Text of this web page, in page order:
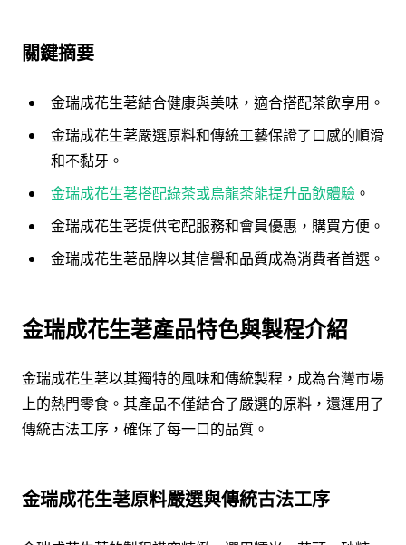
關鍵摘要
金瑞成花生荖結合健康與美味，適合搭配茶飲享用。
金瑞成花生荖嚴選原料和傳統工藝保證了口感的順滑
和不黏牙。
金瑞成花生荖搭配綠茶或烏龍茶能提升品飲體驗 。
金瑞成花生荖提供宅配服務和會員優惠，購買方便。
金瑞成花生荖品牌以其信譽和品質成為消費者首選。
金瑞成花生荖產品特色與製程介紹
金瑞成花生荖以其獨特的風味和傳統製程，成為台灣市場
上的熱門零食。其產品不僅結合了嚴選的原料，還運用了
傳統古法工序，確保了每一口的品質。
金瑞成花生荖原料嚴選與傳統古法工序